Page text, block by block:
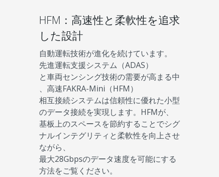
HFM：高速性と柔軟性を追求
した設計
自動運転技術が進化を続けています。
先進運転支援システム（ADAS）
と車両センシング技術の需要が高まる中
、高速FAKRA-Mini（HFM）
相互接続システムは信頼性に優れた小型
のデータ接続を実現します。HFMが、
基板上のスペースを節約することでシグ
ナルインテグリティと柔軟性を向上させ
ながら、
最大28Gbpsのデータ速度を可能にする
方法をご覧ください。